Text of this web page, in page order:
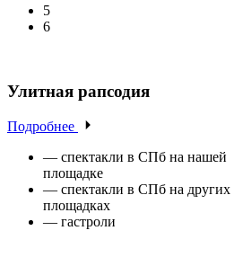
5
6
Улитная рапсодия
Подробнее
— спектакли в СПб на нашей
площадке
— спектакли в СПб на других
площадках
— гастроли